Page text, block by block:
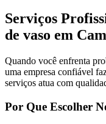
Serviços
de vaso em
Quando você enfrenta
uma empresa confiável
serviços atua com
Por Que Escolher